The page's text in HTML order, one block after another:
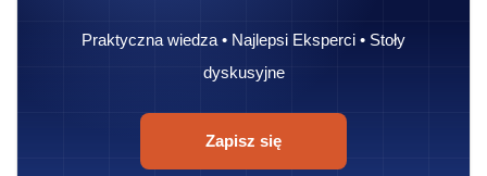
Praktyczna wiedza • Najlepsi Eksperci • Stoły
dyskusyjne
Zapisz się